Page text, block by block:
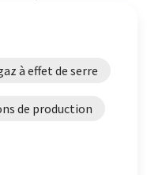
pour présenter
il est possible
de syntaxe ou
à effet de serre
de production